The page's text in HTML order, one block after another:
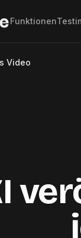
Funktionen
Video